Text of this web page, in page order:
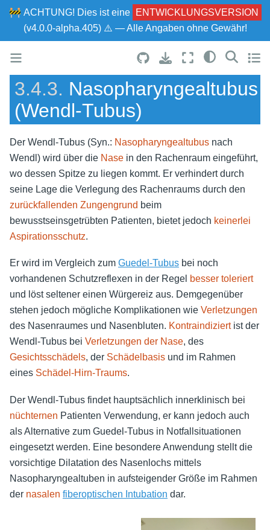
🚧 ACHTUNG! Dies ist eine
ENTWICKLUNGSVERSION
(v4.0.0-alpha.405) ⚠ — Alle Angaben ohne Gewähr!
3.4.3. Nasopharyngealtubus
(Wendl-Tubus)
Der Wendl-Tubus (Syn.: Nasopharyngealtubus nach
Wendl) wird über die Nase in den Rachenraum eingeführt,
wo dessen Spitze zu liegen kommt. Er verhindert durch
seine Lage die Verlegung des Rachenraums durch den
zurückfallenden Zungengrund beim
bewusstseinsgetrübten Patienten, bietet jedoch keinerlei
Aspirationsschutz.
Er wird im Vergleich zum Guedel-Tubus bei noch
vorhandenen Schutzreflexen in der Regel besser toleriert
und löst seltener einen Würgereiz aus. Demgegenüber
stehen jedoch mögliche Komplikationen wie Verletzungen
des Nasenraumes und Nasenbluten. Kontraindiziertist der
Wendl-Tubus bei Verletzungen der Nase, des
Gesichtsschädels, der Schädelbasis und im Rahmen
eines Schädel-Hirn-Traums.
Der Wendl-Tubus findet hauptsächlich innerklinisch bei
nüchternen Patienten Verwendung, er kann jedoch auch
als Alternative zum Guedel-Tubus in Notfallsituationen
eingesetzt werden. Eine besondere Anwendung stellt die
vorsichtige Dilatation des Nasenlochs mittels
Nasopharyngealtuben in aufsteigender Größe im Rahmen
der nasalen fiberoptischen Intubation dar.